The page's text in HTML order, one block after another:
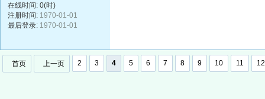
在线时间: 0(时)
注册时间: 1970-01-01
最后登录: 1970-01-01
首页 上一页 2 3 4 5 6 7 8 9 10 11 12